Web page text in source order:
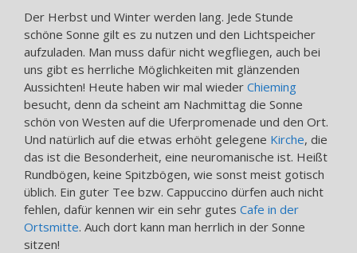
Der Herbst und Winter werden lang. Jede Stunde
schöne Sonne gilt es zu nutzen und den Lichtspeicher
aufzuladen. Man muss dafür nicht wegfliegen, auch bei
uns gibt es herrliche Möglichkeiten mit glänzenden
Aussichten! Heute haben wir mal wieder Chieming
besucht, denn da scheint am Nachmittag die Sonne
schön von Westen auf die Uferpromenade und den Ort.
Und natürlich auf die etwas erhöht gelegene Kirche, die
das ist die Besonderheit, eine neuromanische ist. Heißt
Rundbögen, keine Spitzbögen, wie sonst meist gotisch
üblich. Ein guter Tee bzw. Cappuccino dürfen auch nicht
fehlen, dafür kennen wir ein sehr gutes Cafe in der
Ortsmitte. Auch dort kann man herrlich in der Sonne
sitzen!